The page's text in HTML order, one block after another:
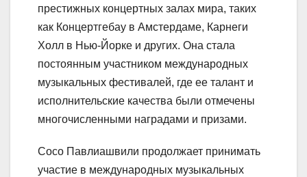
престижных концертных залах мира, таких
как Концертгебау в Амстердаме, Карнеги
Холл в Нью-Йорке и других. Она стала
постоянным участником международных
музыкальных фестивалей, где ее талант и
исполнительские качества были отмечены
многочисленными наградами и призами.
Сосо Павлиашвили продолжает принимать
участие в международных музыкальных